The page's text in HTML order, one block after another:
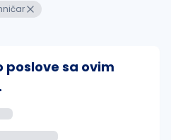
sa ovim